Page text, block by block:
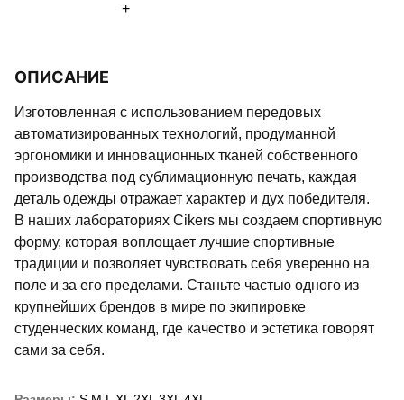
+
ОПИСАНИЕ
Изготовленная с использованием передовых
автоматизированных технологий, продуманной
эргономики и инновационных тканей собственного
производства под сублимационную печать, каждая
деталь одежды отражает характер и дух победителя.
В наших лабораториях Cikers мы создаем спортивную
форму, которая воплощает лучшие спортивные
традиции и позволяет чувствовать себя уверенно на
поле и за его пределами. Станьте частью одного из
крупнейших брендов в мире по экипировке
студенческих команд, где качество и эстетика говорят
сами за себя.